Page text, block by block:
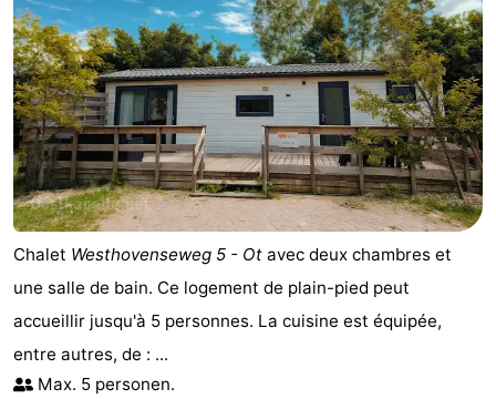
Chalet Westhovenseweg 5 - Ot avec deux chambres et
une salle de bain. Ce logement de plain-pied peut
accueillir jusqu'à 5 personnes. La cuisine est équipée,
entre autres, de : ...
Max. 5 personen.